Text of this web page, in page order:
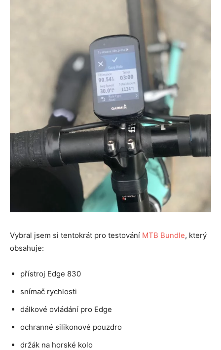
Vybral jsem si tentokrát pro testování MTB Bundle, který
obsahuje:
přístroj Edge 830
snímač rychlosti
dálkové ovládání pro Edge
ochranné silikonové pouzdro
držák na horské kolo